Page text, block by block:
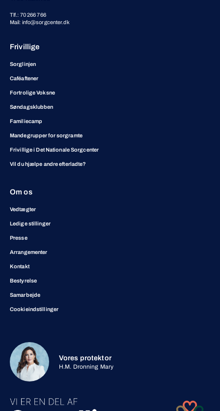
Tlf.: 70 266 766
Mail: info@sorgcenter.dk
Frivillige
Sorglinjen
Caféaftener
Fortrolige Voksne
Søndagsklubben
Familiecamp
Mandegrupper for sorgramte
Frivillige i Det Nationale Sorgcenter
Vil du hjælpe andre efterladte?
Om os
Vedtægter
Ledige stillinger
Presse
Arrangementer
Kontakt
Bestyrelse
Samarbejde
Cookieindstillinger
Vores protektor
H.M. Dronning Mary